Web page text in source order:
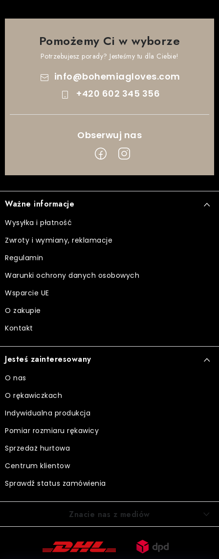
Pomożemy Ci w wyborze
Potrzebujesz porady? Jesteśmy tu dla Ciebie!
info@bohemiagloves.com
+420 602 345 356
t
o
p
k
Ważne informacje
Wysyłka i płatność
Zwroty i wymiany, reklamacje
Regulamin
Warunki ochrony danych osobowych
Wsparcie UE
O zakupie
Kontakt
Jesteś zainteresowany
O nas
O rękawiczkach
Indywidualna produkcja
Pomiar rozmiaru rękawicy
Sprzedaż hurtowa
Centrum klientow
Sprawdź status zamówienia
Znacie nas z mediów